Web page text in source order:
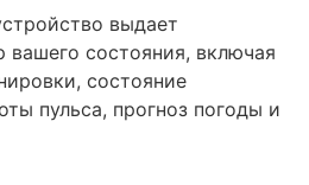
выдает
вашего состояния, включая
состояние
пульса, прогноз погоды и